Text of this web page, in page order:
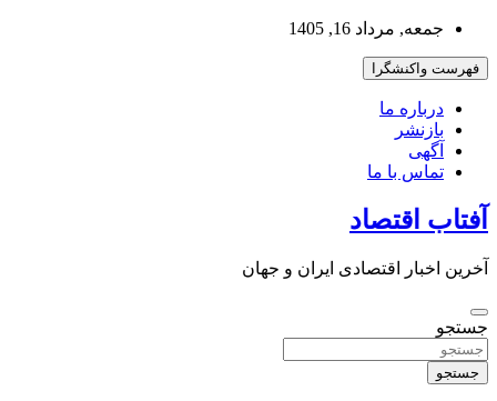
بروید
جمعه, مرداد 16, 1405
فهرست واکنشگرا
درباره ما
بازنشر
آگهی
تماس با ما
آفتاب اقتصاد
آخرین اخبار اقتصادی ایران و جهان
جستجو
جستجو